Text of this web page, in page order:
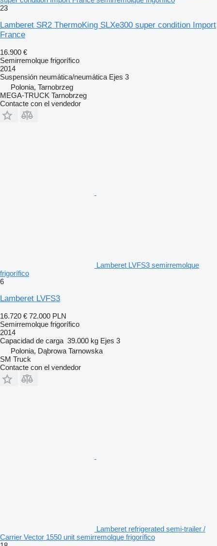
23
Lamberet SR2 ThermoKing SLXe300 super condition Import
France
16.900 €
Semirremolque frigorífico
2014
Suspensión neumática/neumática Ejes 3
Polonia, Tarnobrzeg
MEGA-TRUCK Tarnobrzeg
Contacte con el vendedor
Lamberet LVFS3 semirremolque
frigorífico
6
Lamberet LVFS3
16.720 € 72.000 PLN
Semirremolque frigorífico
2014
Capacidad de carga 39.000 kg Ejes 3
Polonia, Dąbrowa Tarnowska
SM Truck
Contacte con el vendedor
Lamberet refrigerated semi-trailer /
Carrier Vector 1550 unit semirremolque frigorífico